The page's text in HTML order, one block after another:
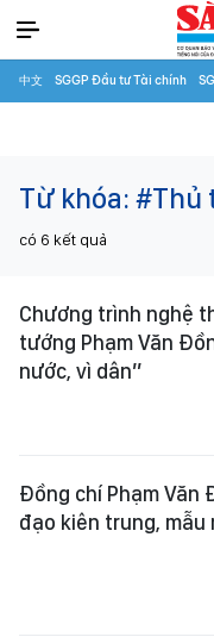
中文 SGGP Đầu tư Tài chính
Từ khóa: #Thủ
có 6 kết quả
Chương trình nghệ
tướng Phạm Văn
nước, vì dân”
Đồng chí Phạm Văn
đạo kiên trung, mẫu